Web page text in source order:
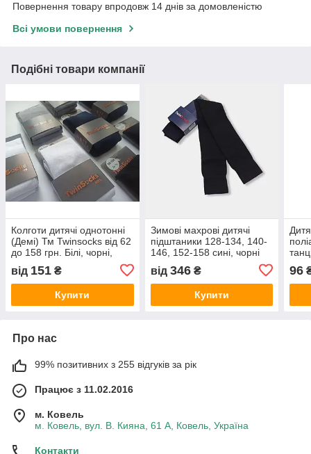
Повернення товару впродовж 14 днів за домовленістю
Всі умови повернення
Подібні товари компанії
Колготи дитячі однотонні
(Демі) Тм Twinsocks від 62
до 158 грн. Білі, чорні,
від 151 ₴
Купити
Зимові махрові дитячі
підштаники 128-134, 140-
146, 152-158 сині, чорні
від 346₴
Купити
96
Про нас
99% позитивних з 255 відгуків за рік
Працює з 11.02.2016
м. Ковель
м. Ковель, вул. В. Кияна, 61 А, Ковель, Україна
Контакти